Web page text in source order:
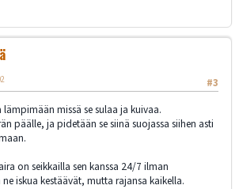
#3
lämpimään missä se sulaa ja kuivaa.
päälle, ja pidetään se siinä suojassa siihen asti
on seikkailla sen kanssa 24/7 ilman
iskua kestäävät, mutta rajansa kaikella.